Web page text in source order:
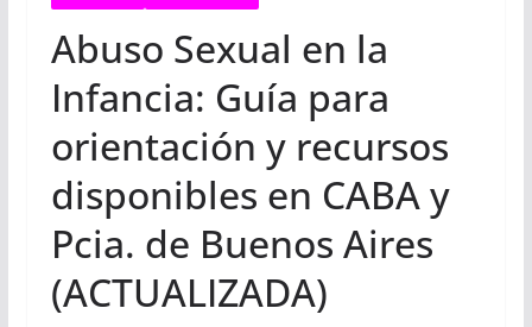
Abuso Sexual en la
Infancia: Guía para
orientación y recursos
disponibles en CABA y
Pcia. de Buenos Aires
(ACTUALIZADA)